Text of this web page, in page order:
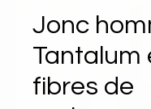
Jonc
Tantalum
fibres de